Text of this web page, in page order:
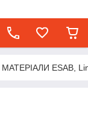
ESAB,